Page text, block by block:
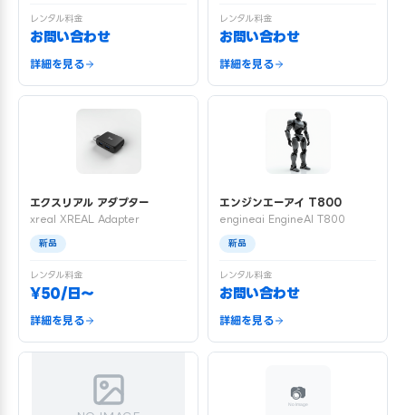
レンタル料金
お問い合わせ
詳細を見る
レンタル料金
お問い合わせ
詳細を見る
エクスリアル アダプター
xreal XREAL Adapter
新品
レンタル料金
¥50/日〜
詳細を見る
エンジンエーアイ T800
engineai EngineAI T800
新品
レンタル料金
お問い合わせ
詳細を見る